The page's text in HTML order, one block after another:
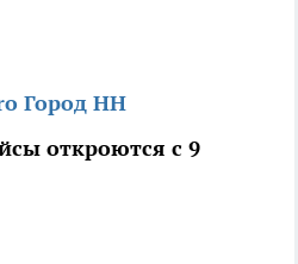
Город НН
откроются с 9